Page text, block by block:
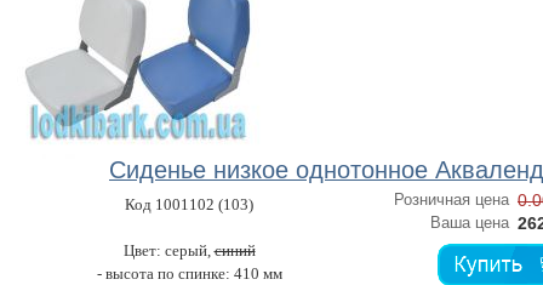
Сиденье низкое однотонное Акваленд
Код 1001102 (103)
Цвет: cepый,синий
- высота по спинке: 410 мм
Розничная цена
Ваша цена